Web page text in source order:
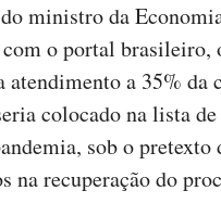
ministro da
o portal brasileiro,
a 35% da
colocado na lista de
sob o pretexto
na recuperação do